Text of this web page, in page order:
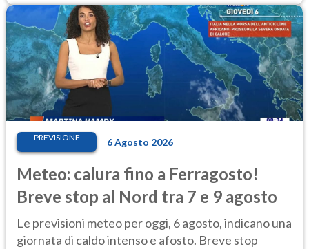
PREVISIONE 6 Agosto 2026
Meteo: calura fino a Ferragosto!
Breve stop al Nord tra 7 e 9 agosto
Le previsioni meteo per oggi, 6 agosto, indicano una
giornata di caldo intenso e afosto. Breve stop